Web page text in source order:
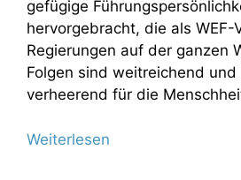
gefügige
hervorgebracht, die als WEF-
Regierungen auf der ganzen
Folgen sind weitreichend
verheerend für die
Weiterlesen